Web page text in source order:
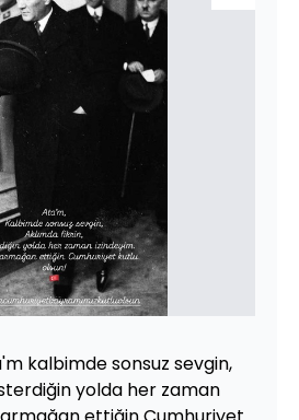
kalbimde sonsuz sevgin,
yolda her zaman